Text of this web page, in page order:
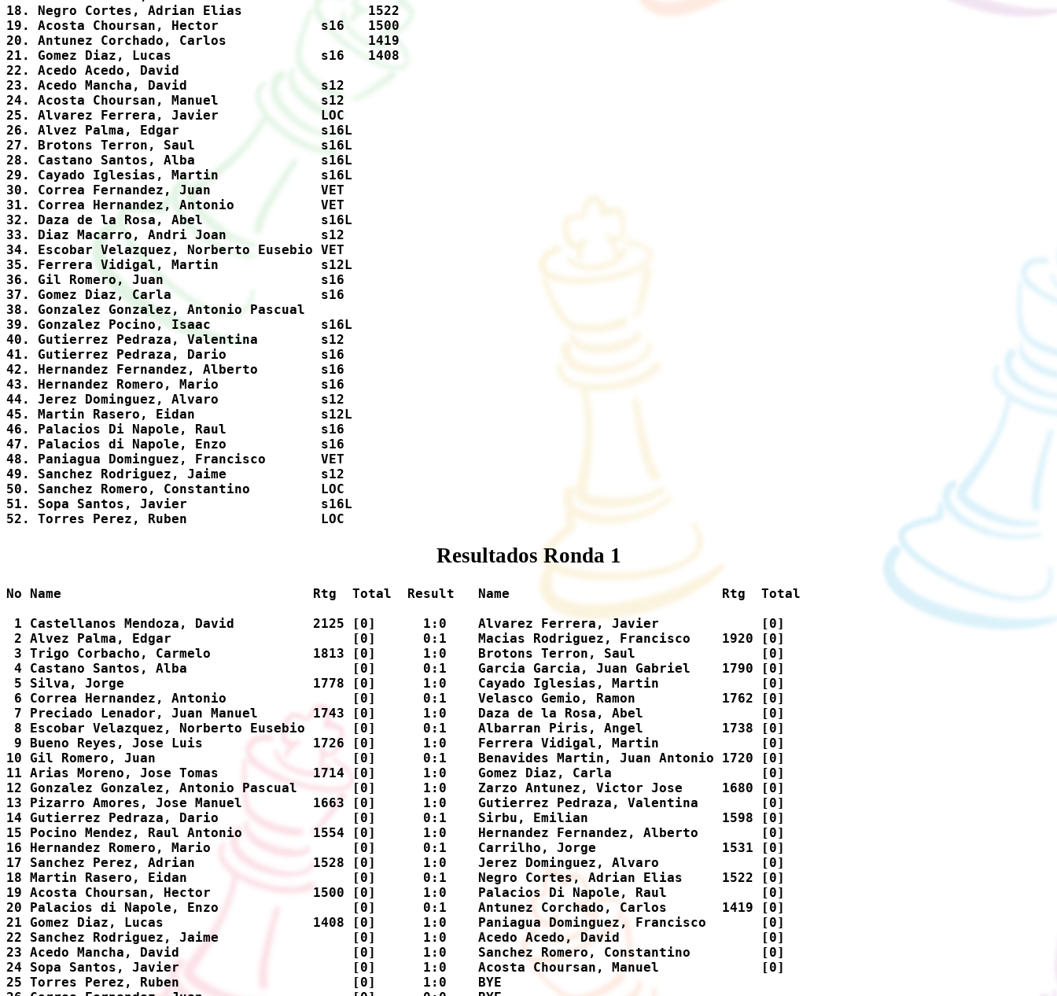
18. Negro Cortes, Adrian Elias                1522
19. Acosta Choursan, Hector             s16   1500
20. Antunez Corchado, Carlos                  1419
21. Gomez Diaz, Lucas                   s16   1408
22. Acedo Acedo, David
23. Acedo Mancha, David                 s12
24. Acosta Choursan, Manuel             s12
25. Alvarez Ferrera, Javier             LOC
26. Alvez Palma, Edgar                  s16L
27. Brotons Terron, Saul                s16L
28. Castano Santos, Alba                s16L
29. Cayado Iglesias, Martin             s16L
30. Correa Fernandez, Juan              VET
31. Correa Hernandez, Antonio           VET
32. Daza de la Rosa, Abel               s16L
33. Diaz Macarro, Andri Joan            s12
34. Escobar Velazquez, Norberto Eusebio VET
35. Ferrera Vidigal, Martin             s12L
36. Gil Romero, Juan                    s16
37. Gomez Diaz, Carla                   s16
38. Gonzalez Gonzalez, Antonio Pascual
39. Gonzalez Pocino, Isaac              s16L
40. Gutierrez Pedraza, Valentina        s12
41. Gutierrez Pedraza, Dario            s16
42. Hernandez Fernandez, Alberto        s16
43. Hernandez Romero, Mario             s16
44. Jerez Dominguez, Alvaro             s12
45. Martin Rasero, Eidan                s12L
46. Palacios Di Napole, Raul            s16
47. Palacios di Napole, Enzo            s16
48. Paniagua Dominguez, Francisco       VET
49. Sanchez Rodriguez, Jaime            s12
50. Sanchez Romero, Constantino         LOC
51. Sopa Santos, Javier                 s16L
Resultados Ronda 1
No Name                                Rtg  Total  Result   Name                           Rtg  Total
1 Castellanos Mendoza, David          2125 [0]      1:0    Alvarez Ferrera, Javier             [0]
2 Alvez Palma, Edgar                       [0]      0:1    Macias Rodriguez, Francisco    1920 [0]
3 Trigo Corbacho, Carmelo             1813 [0]      1:0    Brotons Terron, Saul                [0]
4 Castano Santos, Alba                     [0]      0:1    Garcia Garcia, Juan Gabriel    1790 [0]
5 Silva, Jorge                        1778 [0]      1:0    Cayado Iglesias, Martin             [0]
6 Correa Hernandez, Antonio                [0]      0:1    Velasco Gemio, Ramon           1762 [0]
7 Preciado Lenador, Juan Manuel       1743 [0]      1:0    Daza de la Rosa, Abel               [0]
8 Escobar Velazquez, Norberto Eusebio      [0]      0:1    Albarran Piris, Angel          1738 [0]
9 Bueno Reyes, Jose Luis              1726 [0]      1:0    Ferrera Vidigal, Martin             [0]
10 Gil Romero, Juan                         [0]      0:1    Benavides Martin, Juan Antonio 1720 [0]
11 Arias Moreno, Jose Tomas            1714 [0]      1:0    Gomez Diaz, Carla                   [0]
12 Gonzalez Gonzalez, Antonio Pascual       [0]      1:0    Zarzo Antunez, Victor Jose     1680 [0]
13 Pizarro Amores, Jose Manuel         1663 [0]      1:0    Gutierrez Pedraza, Valentina        [0]
14 Gutierrez Pedraza, Dario                 [0]      0:1    Sirbu, Emilian                 1598 [0]
15 Pocino Mendez, Raul Antonio         1554 [0]      1:0    Hernandez Fernandez, Alberto        [0]
16 Hernandez Romero, Mario                  [0]      0:1    Carrilho, Jorge                1531 [0]
17 Sanchez Perez, Adrian               1528 [0]      1:0    Jerez Dominguez, Alvaro             [0]
18 Martin Rasero, Eidan                     [0]      0:1    Negro Cortes, Adrian Elias     1522 [0]
19 Acosta Choursan, Hector             1500 [0]      1:0    Palacios Di Napole, Raul            [0]
20 Palacios di Napole, Enzo                 [0]      0:1    Antunez Corchado, Carlos       1419 [0]
21 Gomez Diaz, Lucas                   1408 [0]      1:0    Paniagua Dominguez, Francisco       [0]
22 Sanchez Rodriguez, Jaime                 [0]      1:0    Acedo Acedo, David                  [0]
23 Acedo Mancha, David                      [0]      1:0    Sanchez Romero, Constantino         [0]
24 Sopa Santos, Javier                      [0]      1:0    Acosta Choursan, Manuel             [0]
25 Torres Perez, Ruben                      [0]      1:0    BYE